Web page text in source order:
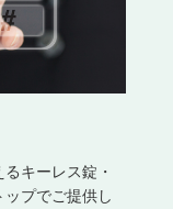
キーレス錠・
プでご提供し